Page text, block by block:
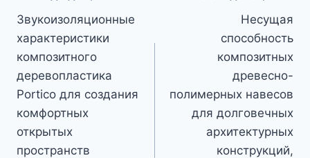
по
записям
Звукоизоляционные
характеристики
композитного
деревопластика
Portico для создания
комфортных
открытых
пространств
Несущая
способность
композитных
древесно-
полимерных навесов
для долговечных
архитектурных
конструкций,